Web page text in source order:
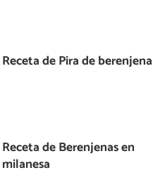
Receta de Pira de berenjena
Receta de Berenjenas en
milanesa